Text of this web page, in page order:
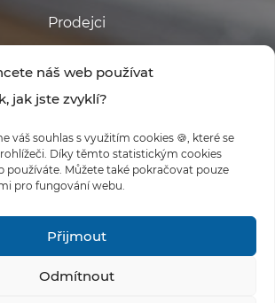
náš web používat
jak jste zvyklí?
váš souhlas s využitím cookies 🍪, které se
Díky těmto statistickým cookies
používáte. Můžete také pokračovat pouze
pro fungování webu.
Přijmout
Odmítnout
Prodejci
#FARMABABINA